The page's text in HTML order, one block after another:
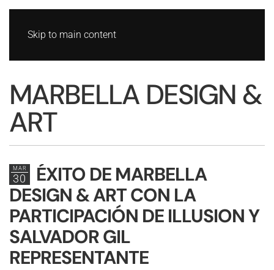
Skip to main content
MARBELLA DESIGN &
ART
MAR
30
ÉXITO DE MARBELLA
DESIGN & ART CON LA
PARTICIPACIÓN DE ILLUSION Y
SALVADOR GIL
REPRESENTANTE